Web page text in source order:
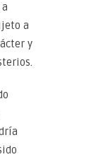
a
y